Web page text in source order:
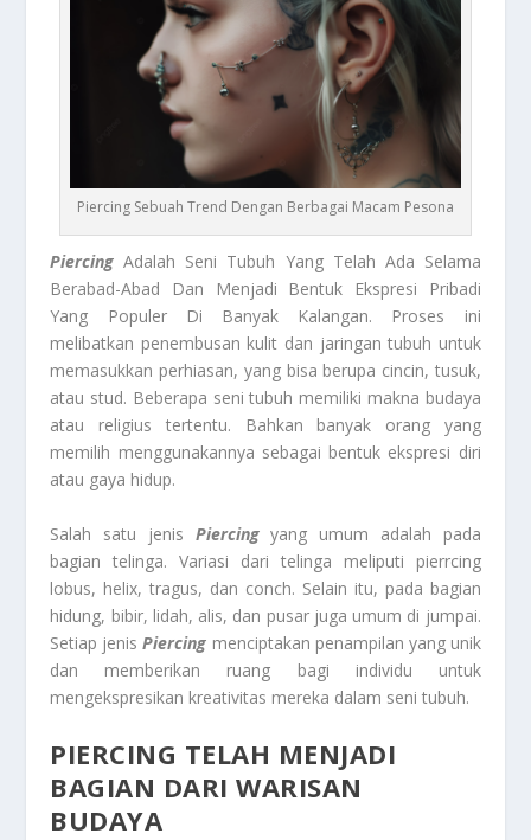
Piercing Sebuah Trend Dengan Berbagai Macam Pesona
Piercing Adalah Seni Tubuh Yang Telah Ada Selama
Berabad-Abad Dan Menjadi Bentuk Ekspresi Pribadi
Yang Populer Di Banyak Kalangan. Proses ini
melibatkan penembusan kulit dan jaringan tubuh untuk
memasukkan perhiasan, yang bisa berupa cincin, tusuk,
atau stud. Beberapa seni tubuh memiliki makna budaya
atau religius tertentu. Bahkan banyak orang yang
memilih menggunakannya sebagai bentuk ekspresi diri
atau gaya hidup.
Salah satu jenis Piercing yang umum adalah pada
bagian telinga. Variasi dari telinga meliputi pierrcing
lobus, helix, tragus, dan conch. Selain itu, pada bagian
hidung, bibir, lidah, alis, dan pusar juga umum di jumpai.
Setiap jenisPiercing menciptakan penampilan yang unik
dan memberikan ruang bagi individu untuk
mengekspresikan kreativitas mereka dalam seni tubuh.
PIERCING TELAH MENJADI
BAGIAN DARI WARISAN
BUDAYA